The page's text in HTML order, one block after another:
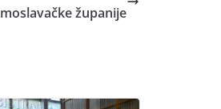
moslavačke županije